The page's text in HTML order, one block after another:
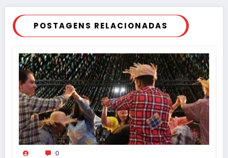
POSTAGENS RELACIONADAS
0